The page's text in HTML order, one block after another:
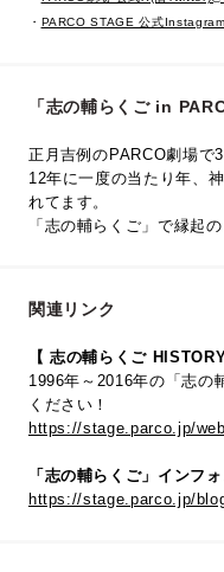
・ PARCO STAGE 公式
「志の輔らくご in
正月吉例のPARCO劇場で
12年に一度の当たり年、
れてます。
「志の輔らくご」で縁起
関連リンク
【 志の輔らくご HISTORY
1996年～2016年の「志の
ください！
https://stage.parco.jp/
「志の輔らくご」インフ
https://stage.parco.jp/